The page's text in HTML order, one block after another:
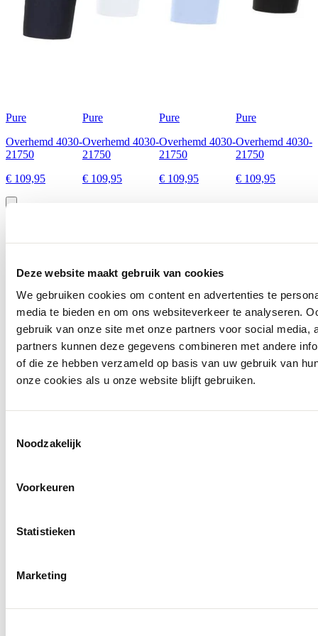
Deze website maakt gebruik van cookies
We gebruiken cookies om content en advertenties te
media te bieden en om ons websiteverkeer te analyseren.
gebruik van onze site met onze partners voor social media,
partners kunnen deze gegevens combineren met andere
of die ze hebben verzameld op basis van uw gebruik van
onze cookies als u onze website blijft gebruiken.
Noodzakelijk
Voorkeuren
Statistieken
Marketing
Pure
Overhemd 4030-
21750
€ 109,95
Pure
Overhemd 4030-
21750
€ 109,95
Pure
Overhemd 4030-
21750
€ 109,95
Pure
Overhemd 4030-
21750
€ 109,95
Meer voor jou